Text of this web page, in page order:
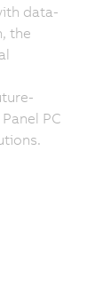
data-
the
PC